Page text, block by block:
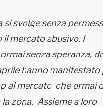
si svolge senza
il mercato abusivo. I
senza speranza,
hanno manifestato
al mercato che ormai
zona. Assieme a loro